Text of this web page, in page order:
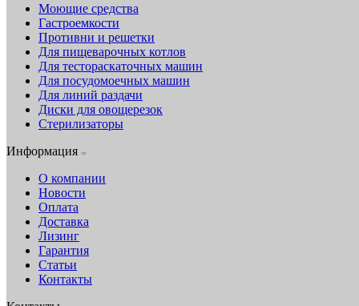
Моющие средства
Гастроемкости
Противни и решетки
Для пищеварочных котлов
Для тестораскаточных машин
Для посудомоечных машин
Для линий раздачи
Диски для овощерезок
Стерилизаторы
Информация
О компании
Новости
Оплата
Доставка
Лизинг
Гарантия
Статьи
Контакты